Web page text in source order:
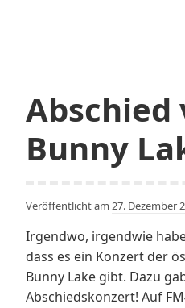
Abschied
Bunny
Veröffentlicht am 27. Dezember
Irgendwo, irgendwie
dass es ein Konzert der
Bunny Lake gibt. Dazu
Abschiedskonzert! Auf